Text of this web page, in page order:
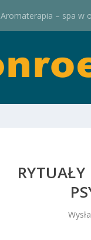
Aromaterapia – spa w